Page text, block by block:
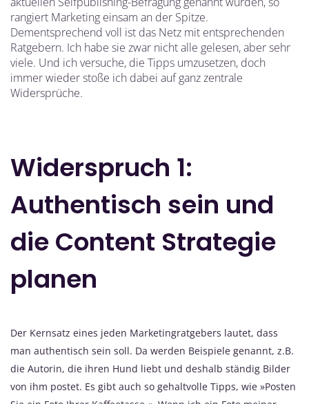
rangiert Marketing einsam an der Spitze.
Dementsprechend voll ist das Netz mit entsprechenden
Ratgebern. Ich habe sie zwar nicht alle gelesen, aber sehr
viele. Und ich versuche, die Tipps umzusetzen, doch
immer wieder stoße ich dabei auf ganz zentrale
Widersprüche.
Widerspruch 1:
Authentisch sein und
die Content Strategie
planen
Der Kernsatz eines jeden Marketingratgebers lautet, dass
man authentisch sein soll. Da werden Beispiele genannt, z.B.
die Autorin, die ihren Hund liebt und deshalb ständig Bilder
von ihm postet. Es gibt auch so gehaltvolle Tipps, wie »Posten